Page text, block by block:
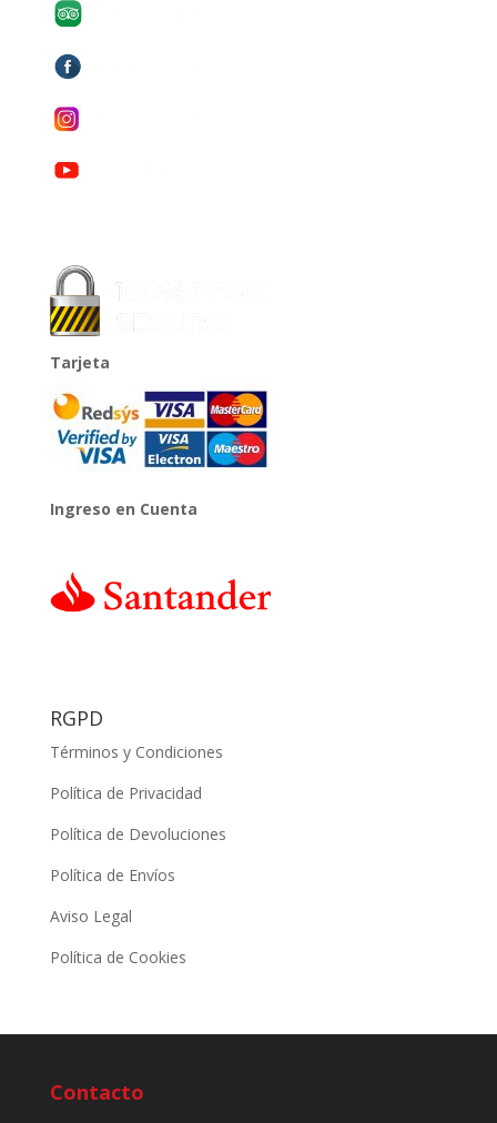
Tarjeta
Ingreso en Cuenta
RGPD
Términos y Condiciones
Política de Privacidad
Política de Devoluciones
Política de Envíos
Aviso Legal
Política de Cookies
Contacto